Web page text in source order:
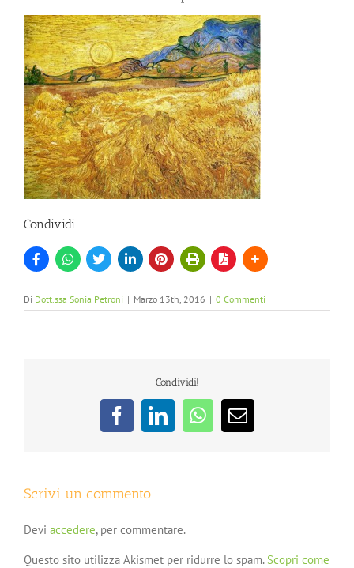
Condividi
Di Dott.ssa Sonia Petroni | Marzo 13th, 2016 | 0 Commenti
Condividi!
FacebookLinkedInWhatsApp
Email
Scrivi un commento
Devi accedere, per commentare.
Questo sito utilizza Akismet per ridurre lo spam. Scopri come